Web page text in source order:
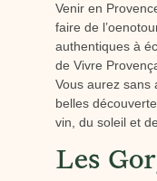
Venir en
faire de
authentiques à
de Vivre
Vous aurez sans
belles
vin, du soleil et
Les